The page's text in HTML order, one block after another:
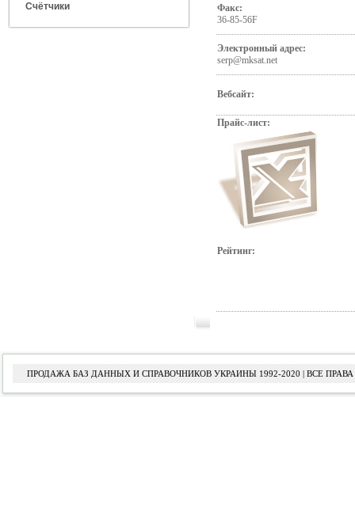
Счётчики
Факс:
36-85-56F
Электронный адрес:
serp@mksat.net
Вебсайт:
Прайс-лист:
Рейтинг:
ПРОДАЖА БАЗ ДАННЫХ И СПРАВОЧНИКОВ УКРАИНЫ 1992-2020 | ВСЕ